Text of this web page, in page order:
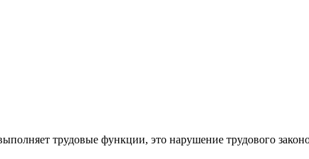
трудовые функции, это нарушение трудового